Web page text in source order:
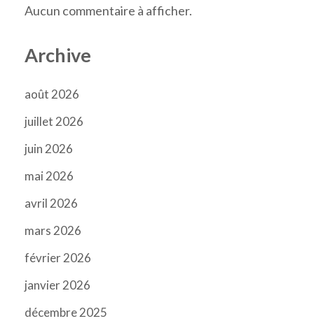
Aucun commentaire à afficher.
Archive
août 2026
juillet 2026
juin 2026
mai 2026
avril 2026
mars 2026
février 2026
janvier 2026
décembre 2025